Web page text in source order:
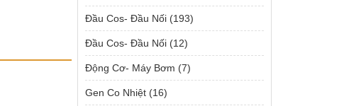
Đầu Cos- Đầu Nối (193)
Đầu Cos- Đầu Nối (12)
Động Cơ- Máy Bơm (7)
Gen Co Nhiệt (16)